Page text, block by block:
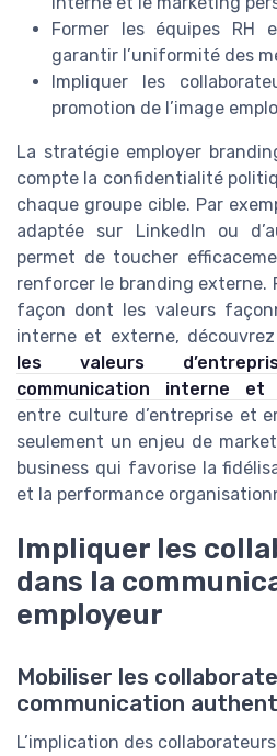
Former les équipes RH
garantir l’uniformité des
Impliquer les
promotion de l’image
La stratégie employer
compte la confidentialité
chaque groupe cible. Par
adaptée sur LinkedIn ou
permet de toucher
renforcer le branding externe.
façon dont les valeurs
interne et externe,
les valeurs
communication interne et
entre culture d’entreprise et
seulement un enjeu de
business qui favorise la
et la performance
Impliquer les
dans la
employeur
Mobiliser les
communication
L’implication des